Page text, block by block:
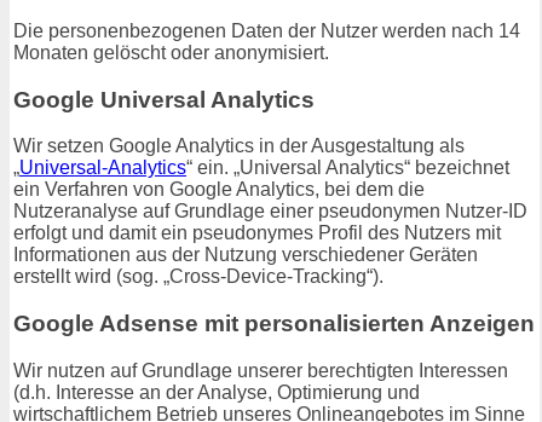
Die personenbezogenen Daten der Nutzer werden nach 14
Monaten gelöscht oder anonymisiert.
Google Universal Analytics
Wir setzen Google Analytics in der Ausgestaltung als
„Universal-Analytics“ ein. „Universal Analytics“ bezeichnet
ein Verfahren von Google Analytics, bei dem die
Nutzeranalyse auf Grundlage einer pseudonymen Nutzer-ID
erfolgt und damit ein pseudonymes Profil des Nutzers mit
Informationen aus der Nutzung verschiedener Geräten
erstellt wird (sog. „Cross-Device-Tracking“).
Google Adsense mit personalisierten Anzeigen
Wir nutzen auf Grundlage unserer berechtigten Interessen
(d.h. Interesse an der Analyse, Optimierung und
wirtschaftlichem Betrieb unseres Onlineangebotes im Sinne